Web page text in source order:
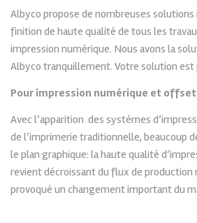
Albyco propose de nombreuses
finition de haute qualité de tous les
impression numérique. Nous avons la
Albyco tranquillement. Votre solution est
Pour impression numérique et offset
Avec l’apparition des systèmes
de l’imprimerie traditionnelle, beaucoup
le plan graphique: la haute qualité
revient décroissant du flux de production
provoqué un changement important du